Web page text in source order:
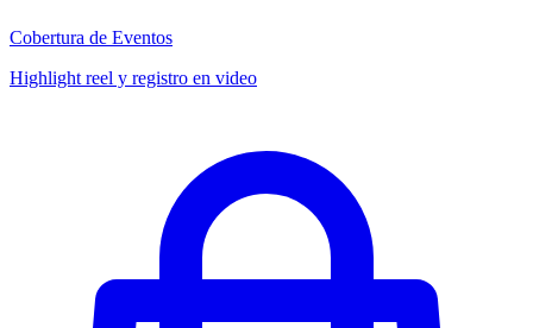
Cobertura de Eventos
Highlight reel y registro en video